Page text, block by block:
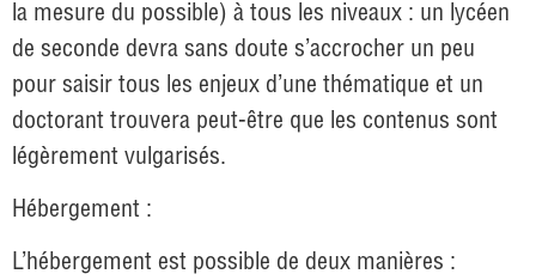
la mesure du possible) à tous les niveaux : un lycéen
de seconde devra sans doute s’accrocher un peu
pour saisir tous les enjeux d’une thématique et un
doctorant trouvera peut-être que les contenus sont
légèrement vulgarisés.
Hébergement :
L’hébergement est possible de deux manières :